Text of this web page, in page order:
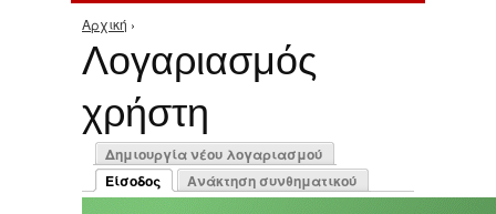
Είστε εδώ
Αρχική ›
Λογαριασμός
χρήστη
Πρωτεύουσες καρτέλες
Δημιουργία νέου λογαριασμού
Είσοδος
(ενεργή καρτέλα)
Ανάκτηση συνθηματικού